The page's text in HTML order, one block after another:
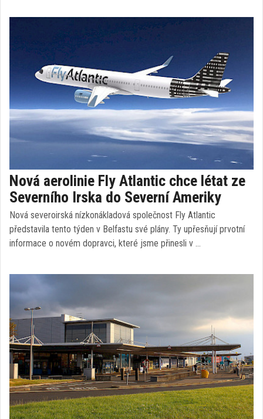
Nová aerolinie Fly Atlantic chce létat ze
Severního Irska do Severní Ameriky
Nová severoirská nízkonákladová společnost Fly Atlantic
představila tento týden v Belfastu své plány. Ty upřesňují prvotní
informace o novém dopravci, které jsme přinesli v …